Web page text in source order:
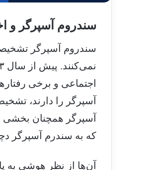
سندروم آسپرگر و
سندروم آسپرگر
اجتماعی و برخی
آسپرگر همچنان بخشی
که به سندرم آسپرگر
آن‌ها از نظر هوشی به